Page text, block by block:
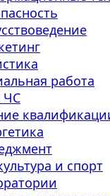
работа
ЧС
и спорт